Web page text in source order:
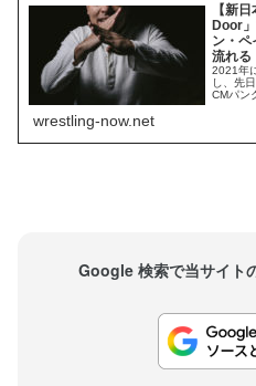
【新
Door
ン・ペ
流れる
2021年
し、先
CMパン
し、熱
頼られ
wrestling-now.net
Google 検索で当サイト